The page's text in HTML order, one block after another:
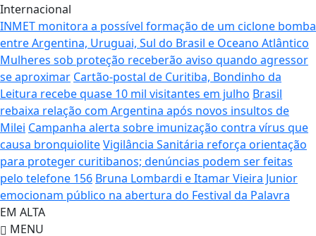
Internacional
INMET monitora a possível formação de um ciclone bomba
entre Argentina, Uruguai, Sul do Brasil e Oceano Atlântico
Mulheres sob proteção receberão aviso quando agressor
se aproximar Cartão-postal de Curitiba, Bondinho da
Leitura recebe quase 10 mil visitantes em julho Brasil
rebaixa relação com Argentina após novos insultos de
Milei Campanha alerta sobre imunização contra vírus que
causa bronquioliteVigilância Sanitária reforça orientação
para proteger curitibanos; denúncias podem ser feitas
pelo telefone 156 Bruna Lombardi e Itamar Vieira Junior
emocionam público na abertura do Festival da Palavra
EM ALTA
MENU